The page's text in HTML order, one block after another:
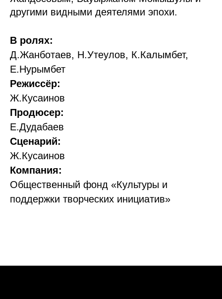
другими видными деятелями эпохи.
В ролях:
Д.Жанботаев, Н.Утеулов, К.Калымбет,
Е.Нурымбет
Режиссёр:
Ж.Кусаинов
Продюсер:
Е.Дудабаев
Сценарий:
Ж.Кусаинов
Компания:
Общественный фонд «Культуры и
поддержки творческих инициатив»